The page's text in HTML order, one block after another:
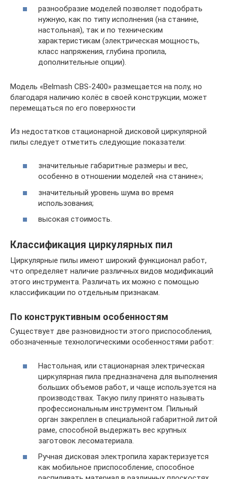
разнообразие моделей позволяет подобрать
нужную, как по типу исполнения (на станине,
настольная), так и по техническим
характеристикам (электрическая мощность,
класс напряжения, глубина пропила,
дополнительные опции).
Модель «Belmash CBS-2400» размещается на полу, но
благодаря наличию колёс в своей конструкции, может
перемещаться по его поверхности
Из недостатков стационарной дисковой циркулярной
пилы следует отметить следующие показатели:
значительные габаритные размеры и вес,
особенно в отношении моделей «на станине»;
значительный уровень шума во время
использования;
высокая стоимость.
Классификация циркулярных пил
Циркулярные пилы имеют широкий функционал работ,
что определяет наличие различных видов модификаций
этого инструмента. Различать их можно с помощью
классификации по отдельным признакам.
По конструктивным особенностям
Существует две разновидности этого приспособления,
обозначенные технологическими особенностями работ:
Настольная, или стационарная электрическая
циркулярная пила предназначена для выполнения
больших объемов работ, и чаще используется на
производствах. Такую пилу принято называть
профессиональным инструментом. Пильный
орган закреплен в специальной габаритной литой
раме, способной выдержать вес крупных
заготовок лесоматериала.
Ручная дисковая электропила характеризуется
как мобильное приспособление, способное